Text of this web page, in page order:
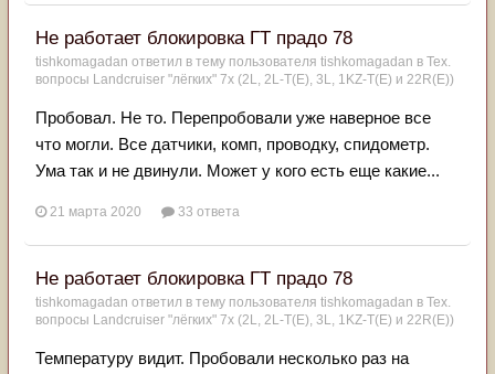
Не работает блокировка ГТ прадо 78
tishkomagadan ответил в тему пользователя tishkomagadan в Тех.
вопросы Landcruiser "лёгких" 7x (2L, 2L-T(Е), 3L, 1KZ-T(E) и 22R(Е))
Пробовал. Не то. Перепробовали уже наверное все
что могли. Все датчики, комп, проводку, спидометр.
Ума так и не двинули. Может у кого есть еще какие...
21 марта 2020 33 ответа
Не работает блокировка ГТ прадо 78
tishkomagadan ответил в тему пользователя tishkomagadan в Тех.
вопросы Landcruiser "лёгких" 7x (2L, 2L-T(Е), 3L, 1KZ-T(E) и 22R(Е))
Температуру видит. Пробовали несколько раз на